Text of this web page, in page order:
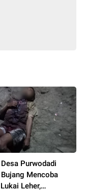
Purwodadi
Mencoba
Leher,